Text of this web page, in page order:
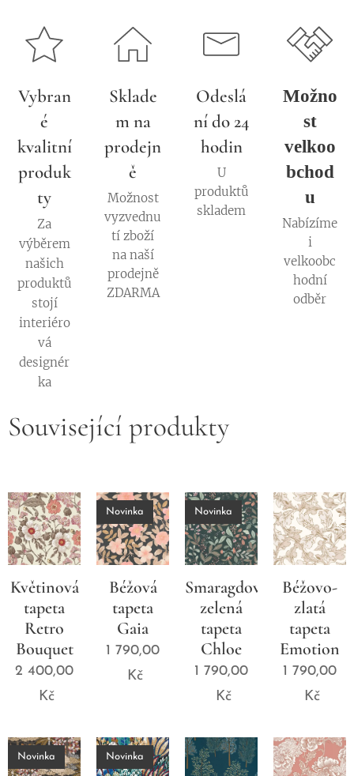
Vybran
é
kvalitní
produk
ty
Za
výběrem
našich
produktů
stojí
interiéro
vá
designér
ka
Sklade
m na
prodejn
ě
Možnost
vyzvednu
tí zboží
na naší
prodejně
ZDARMA
Odeslá
ní do 24
hodin
U
produktů
skladem
Možno
st
velkoo
bchod
u
Nabízíme
i
velkoobc
hodní
odběr
Související produkty
Květinová
tapeta
Retro
Bouquet
2 400,00
Kč
Béžová
tapeta
Gaia
Novinka
1 790,00
Kč
Smaragdově
zelená
tapeta
Chloe
Novinka
1 790,00
Kč
Béžovo-
zlatá
tapeta
Emotion
1 790,00
Kč
Novinka Novinka